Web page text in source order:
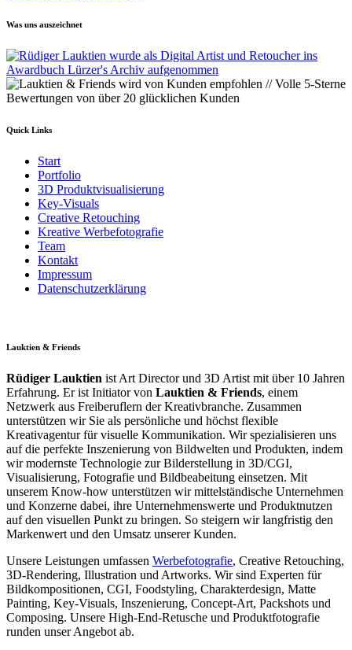
Was uns auszeichnet
Quick Links
Start
Portfolio
3D Produktvisualisierung
Key-Visuals
Creative Retouching
Kreative Werbefotografie
Team
Kontakt
Impressum
Datenschutzerklärung
Lauktien & Friends
Rüdiger Lauktien ist Art Director und 3D Artist mit über 10 Jahren
Erfahrung. Er ist Initiator von Lauktien & Friends, einem
Netzwerk aus Freiberuflern der Kreativbranche. Zusammen
unterstützen wir Sie als persönliche und höchst flexible
Kreativagentur für visuelle Kommunikation. Wir spezialisieren uns
auf die perfekte Inszenierung von Bildwelten und Produkten, indem
wir modernste Technologie zur Bilderstellung in 3D/CGI,
Visualisierung, Fotografie und Bildbeabeitung einsetzen. Mit
unserem Know-how unterstützen wir mittelständische Unternehmen
und Konzerne dabei, ihre Unternehmenswerte und Produktnutzen
auf den visuellen Punkt zu bringen. So steigern wir langfristig den
Markenwert und den Umsatz unserer Kunden.
Unsere Leistungen umfassen Werbefotografie, Creative Retouching,
3D-Rendering, Illustration und Artworks. Wir sind Experten für
Bildkompositionen, CGI, Foodstyling, Charakterdesign, Matte
Painting, Key-Visuals, Inszenierung, Concept-Art, Packshots und
Composing. Unsere High-End-Retusche und Produktfotografie
runden unser Angebot ab.